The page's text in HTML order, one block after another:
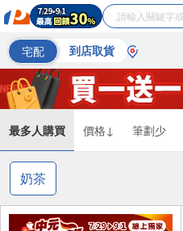
宅配 到店取貨
最多人購買 價格↓ 筆劃少
奶茶